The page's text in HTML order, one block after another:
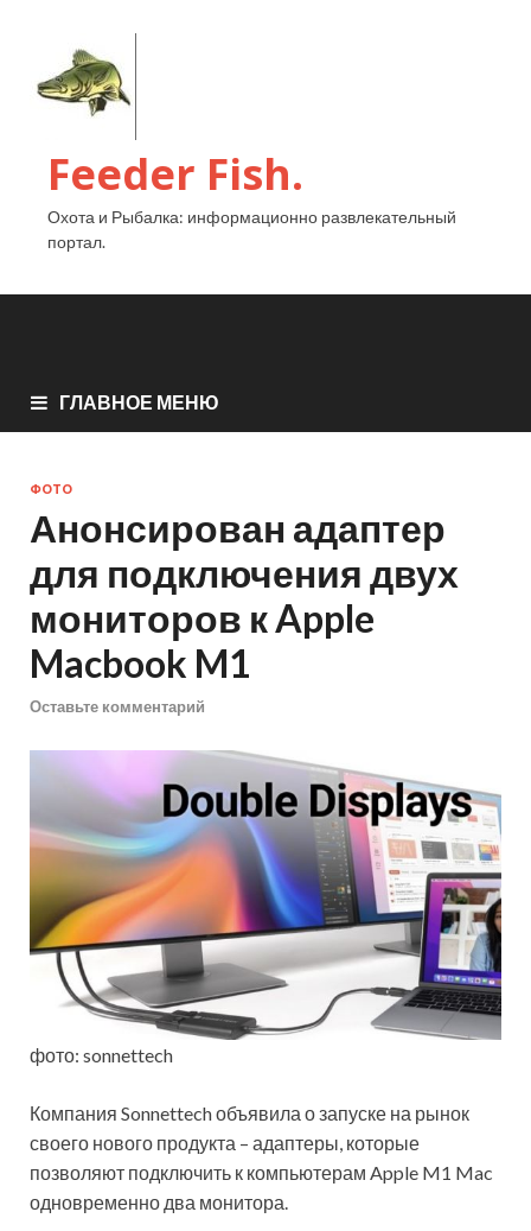
Feeder Fish.
Охота и Рыбалка: информационно развлекательный
портал.
ГЛАВНОЕ МЕНЮ
ФОТО
Анонсирован адаптер
для подключения двух
мониторов к Apple
Macbook M1
Оставьте комментарий
фото: sonnettech
Компания Sonnettech объявила о запуске на рынок
своего нового продукта – адаптеры, которые
позволяют подключить к компьютерам Apple M1 Mac
одновременно два монитора.